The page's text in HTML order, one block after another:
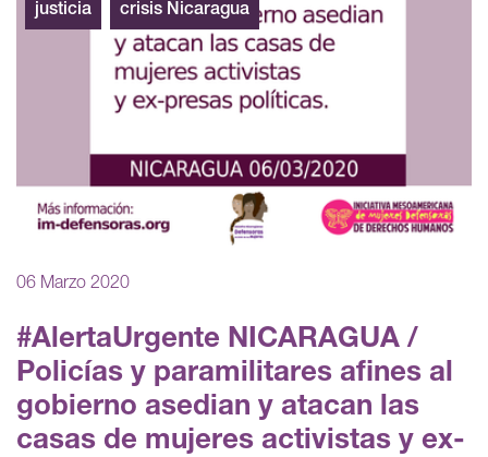
06 Marzo 2020
#AlertaUrgente NICARAGUA /
Policías y paramilitares afines al
gobierno asedian y atacan las
casas de mujeres activistas y ex-
justicia crisis Nicaragua